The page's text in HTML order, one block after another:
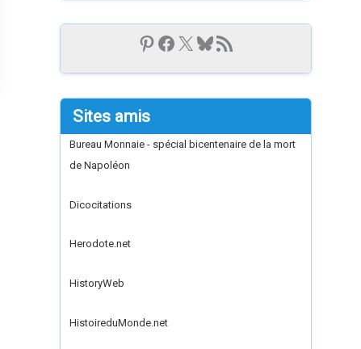
Sites amis
Bureau Monnaie - spécial bicentenaire de la mort
de Napoléon
Dicocitations
Herodote.net
HistoryWeb
HistoireduMonde.net